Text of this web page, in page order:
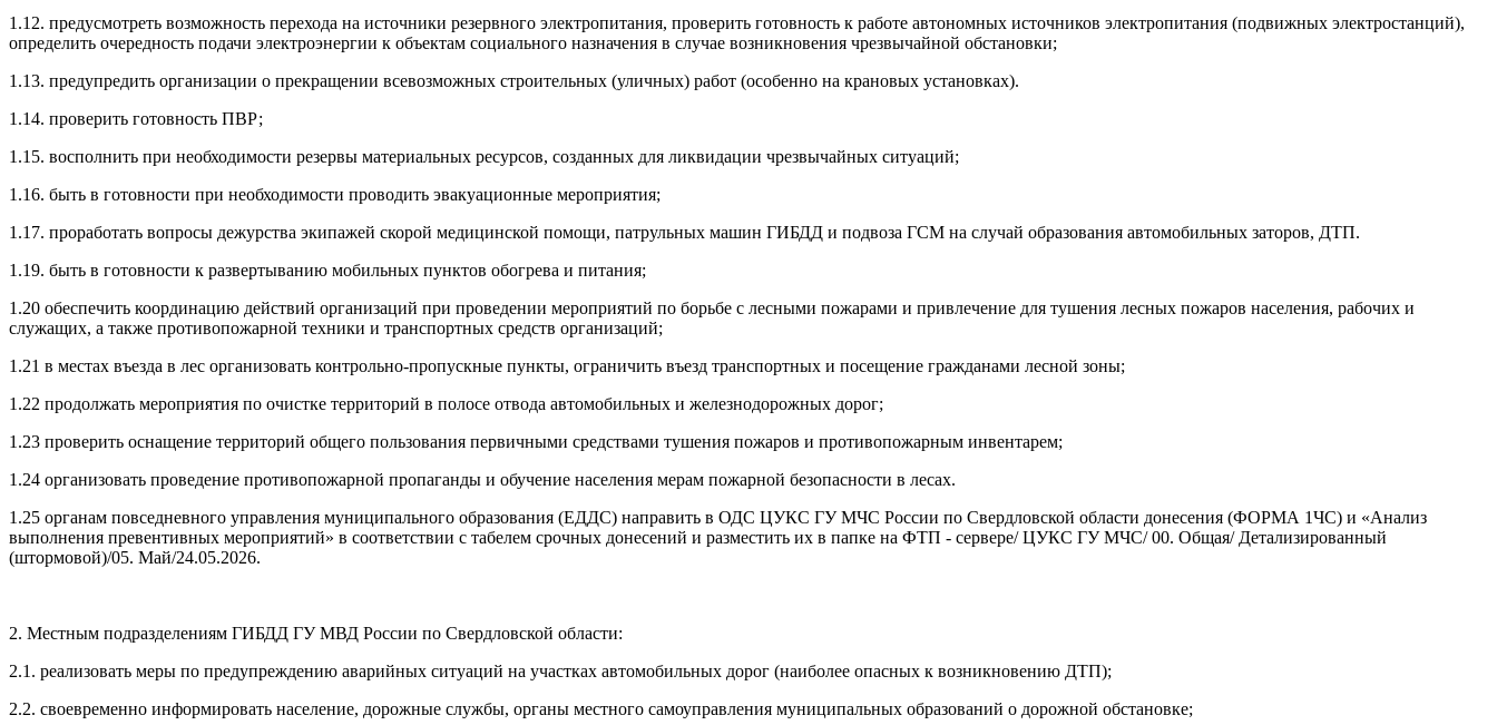
1.12. предусмотреть возможность перехода на источники резервного электропитания, проверить готовность к работе автономных источников электропитания (подвижных электростанций),
определить очередность подачи электроэнергии к объектам социального назначения в случае возникновения чрезвычайной обстановки;
1.13. предупредить организации о прекращении всевозможных строительных (уличных) работ (особенно на крановых установках).
1.14. проверить готовность ПВР;
1.15. восполнить при необходимости резервы материальных ресурсов, созданных для ликвидации чрезвычайных ситуаций;
1.16. быть в готовности при необходимости проводить эвакуационные мероприятия;
1.17. проработать вопросы дежурства экипажей скорой медицинской помощи, патрульных машин ГИБДД и подвоза ГСМ на случай образования автомобильных заторов, ДТП.
1.19. быть в готовности к развертыванию мобильных пунктов обогрева и питания;
1.20 обеспечить координацию действий организаций при проведении мероприятий по борьбе с лесными пожарами и привлечение для тушения лесных пожаров населения, рабочих и
служащих, а также противопожарной техники и транспортных средств организаций;
1.21 в местах въезда в лес организовать контрольно-пропускные пункты, ограничить въезд транспортных и посещение гражданами лесной зоны;
1.22 продолжать мероприятия по очистке территорий в полосе отвода автомобильных и железнодорожных дорог;
1.23 проверить оснащение территорий общего пользования первичными средствами тушения пожаров и противопожарным инвентарем;
1.24 организовать проведение противопожарной пропаганды и обучение населения мерам пожарной безопасности в лесах.
1.25 органам повседневного управления муниципального образования (ЕДДС) направить в ОДС ЦУКС ГУ МЧС России по Свердловской области донесения (ФОРМА 1ЧС) и «Анализ
выполнения превентивных мероприятий» в соответствии с табелем срочных донесений и разместить их в папке на ФТП - сервере/ ЦУКС ГУ МЧС/ 00. Общая/ Детализированный
(штормовой)/05. Май/24.05.2026.
2. Местным подразделениям ГИБДД ГУ МВД России по Свердловской области:
2.1. реализовать меры по предупреждению аварийных ситуаций на участках автомобильных дорог (наиболее опасных к возникновению ДТП);
2.2. своевременно информировать население, дорожные службы, органы местного самоуправления муниципальных образований о дорожной обстановке;